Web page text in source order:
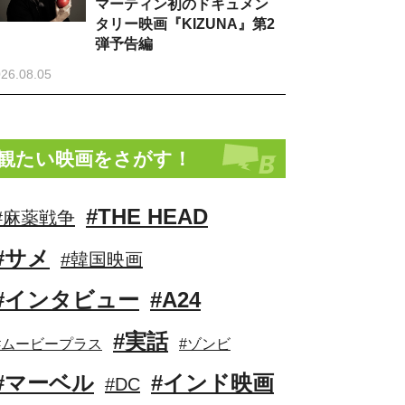
マーティン初のドキュメン
タリー映画『KIZUNA』第2
弾予告編
たい映画をさがす！
薬戦争 #THE HEAD
サメ
#韓国映画
インタビュー #A24
ービープラス #実話 #ゾンビ
マーベル #DC #インド映画